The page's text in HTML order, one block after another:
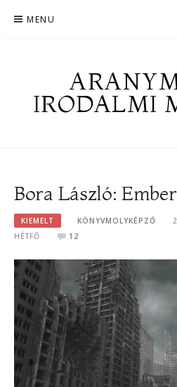
MENU
IRODALMI
Bora László:
KIEMELT KÖNYVMOLYKÉPZŐ
HÉTFŐ
12